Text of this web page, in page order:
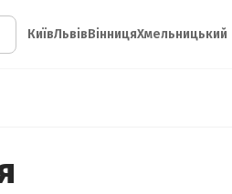
КиївЛьвівВінницяХмельницький